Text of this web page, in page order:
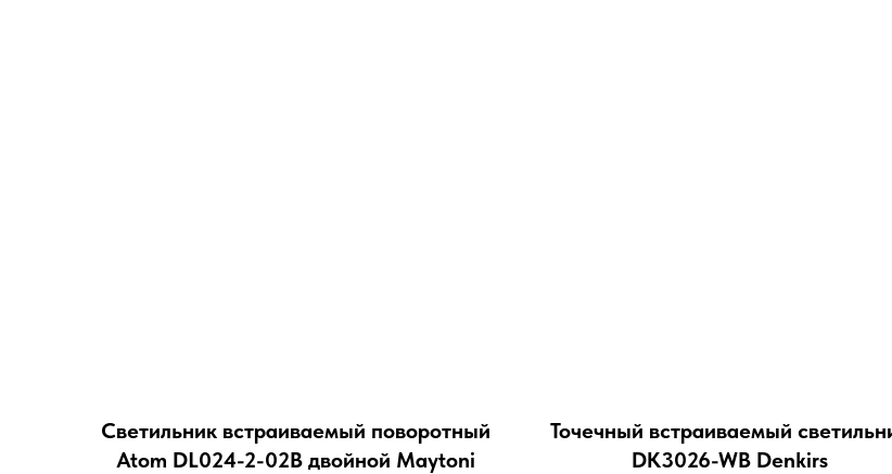
Светильник встраиваемый поворотный
Atom DL024-2-02B двойной Maytoni
Точечный встраиваемый
DK3026-WB Denkirs